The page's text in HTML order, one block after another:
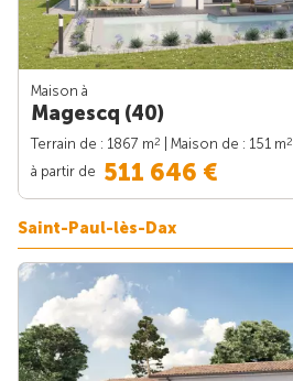
Maison à
Magescq (40)
Terrain de : 1867 m2 | Maison de : 151 m2
à partir de 511 646 €
Saint-Paul-lès-Dax